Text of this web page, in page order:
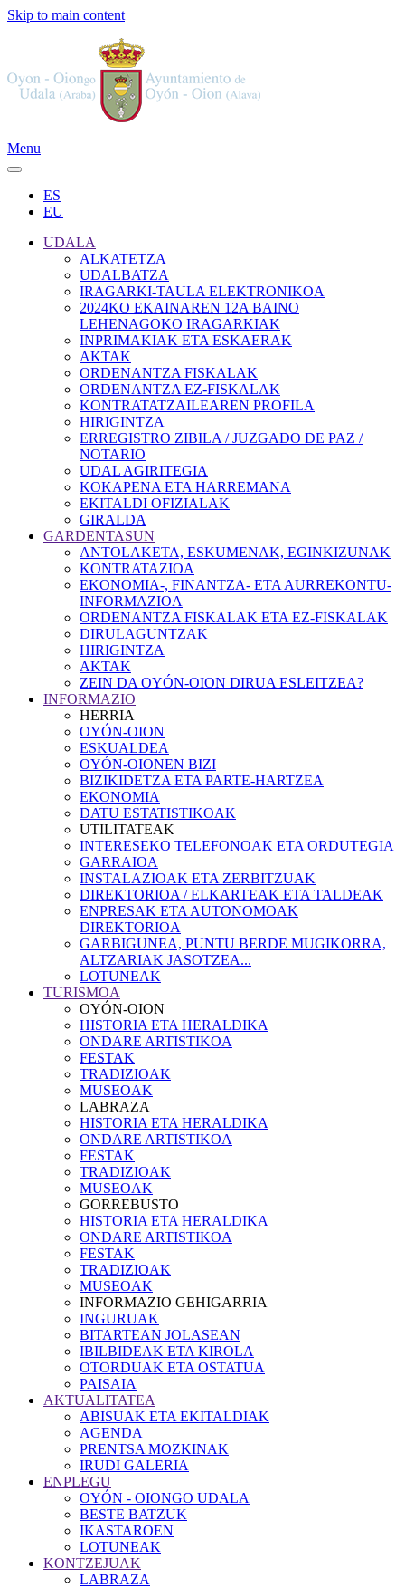
Skip to main content
Menu
ES
EU
UDALA
ALKATETZA
UDALBATZA
IRAGARKI-TAULA ELEKTRONIKOA
2024KO EKAINAREN 12A BAINO
LEHENAGOKO IRAGARKIAK
INPRIMAKIAK ETA ESKAERAK
AKTAK
ORDENANTZA FISKALAK
ORDENANTZA EZ-FISKALAK
KONTRATATZAILEAREN PROFILA
HIRIGINTZA
ERREGISTRO ZIBILA / JUZGADO DE PAZ /
NOTARIO
UDAL AGIRITEGIA
KOKAPENA ETA HARREMANA
EKITALDI OFIZIALAK
GIRALDA
GARDENTASUN
ANTOLAKETA, ESKUMENAK, EGINKIZUNAK
KONTRATAZIOA
EKONOMIA-, FINANTZA- ETA AURREKONTU-
INFORMAZIOA
ORDENANTZA FISKALAK ETA EZ-FISKALAK
DIRULAGUNTZAK
HIRIGINTZA
AKTAK
ZEIN DA OYÓN-OION DIRUA ESLEITZEA?
INFORMAZIO
HERRIA
OYÓN-OION
ESKUALDEA
OYÓN-OIONEN BIZI
BIZIKIDETZA ETA PARTE-HARTZEA
EKONOMIA
DATU ESTATISTIKOAK
UTILITATEAK
INTERESEKO TELEFONOAK ETA ORDUTEGIA
GARRAIOA
INSTALAZIOAK ETA ZERBITZUAK
DIREKTORIOA / ELKARTEAK ETA TALDEAK
ENPRESAK ETA AUTONOMOAK
DIREKTORIOA
GARBIGUNEA, PUNTU BERDE MUGIKORRA,
ALTZARIAK JASOTZEA...
LOTUNEAK
TURISMOA
OYÓN-OION
HISTORIA ETA HERALDIKA
ONDARE ARTISTIKOA
FESTAK
TRADIZIOAK
MUSEOAK
LABRAZA
HISTORIA ETA HERALDIKA
ONDARE ARTISTIKOA
FESTAK
TRADIZIOAK
MUSEOAK
GORREBUSTO
HISTORIA ETA HERALDIKA
ONDARE ARTISTIKOA
FESTAK
TRADIZIOAK
MUSEOAK
INFORMAZIO GEHIGARRIA
INGURUAK
BITARTEAN JOLASEAN
IBILBIDEAK ETA KIROLA
OTORDUAK ETA OSTATUA
PAISAIA
AKTUALITATEA
ABISUAK ETA EKITALDIAK
AGENDA
PRENTSA MOZKINAK
IRUDI GALERIA
ENPLEGU
OYÓN - OIONGO UDALA
BESTE BATZUK
IKASTAROEN
LOTUNEAK
KONTZEJUAK
LABRAZA